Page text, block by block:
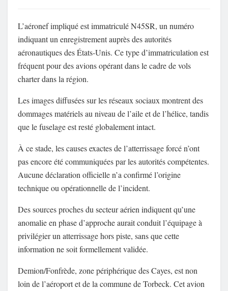
L’aéronef impliqué est immatriculé N45SR, un numéro
indiquant un enregistrement auprès des autorités
aéronautiques des États-Unis. Ce type d’immatriculation est
fréquent pour des avions opérant dans le cadre de vols
charter dans la région.
Les images diffusées sur les réseaux sociaux montrent des
dommages matériels au niveau de l’aile et de l’hélice, tandis
que le fuselage est resté globalement intact.
À ce stade, les causes exactes de l’atterrissage forcé n’ont
pas encore été communiquées par les autorités compétentes.
Aucune déclaration officielle n’a confirmé l’origine
technique ou opérationnelle de l’incident.
Des sources proches du secteur aérien indiquent qu’une
anomalie en phase d’approche aurait conduit l’équipage à
privilégier un atterrissage hors piste, sans que cette
information ne soit formellement validée.
Demion/Fonfrède, zone périphérique des Cayes, est non
loin de l’aéroport et de la commune de Torbeck. Cet avion